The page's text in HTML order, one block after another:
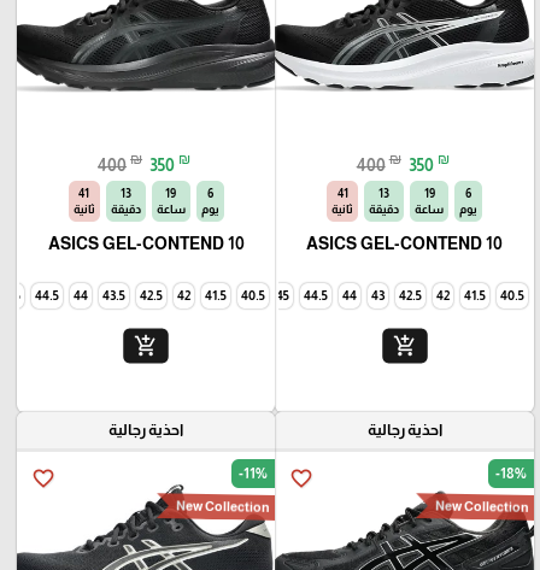
400 ₪ 350 ₪
6
يوم
19
ساعة
13
دقيقة
40
ثانية
ASICS GEL-CONTEND 10
40.5
41.5
42
42.5
43
44
44.5
45
add_shopping_cart
400 ₪ 350 ₪
6
يوم
19
ساعة
13
دقيقة
40
ثانية
ASICS GEL-CONTEND 10
40.5
41.5
42
42.5
43.5
44
44.5
45
add_shopping_cart
احذية رجالية
favorite_border -18%
New Collection
احذية رجالية
favorite_border -11%
New Collection